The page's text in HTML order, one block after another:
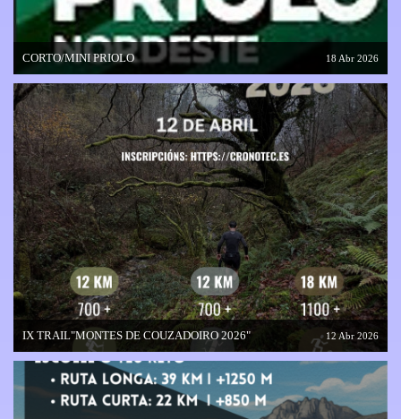
CORTO/MINI PRIOLO 18 Abr 2026
IX TRAIL"MONTES DE COUZADOIRO 2026" 12 Abr 2026